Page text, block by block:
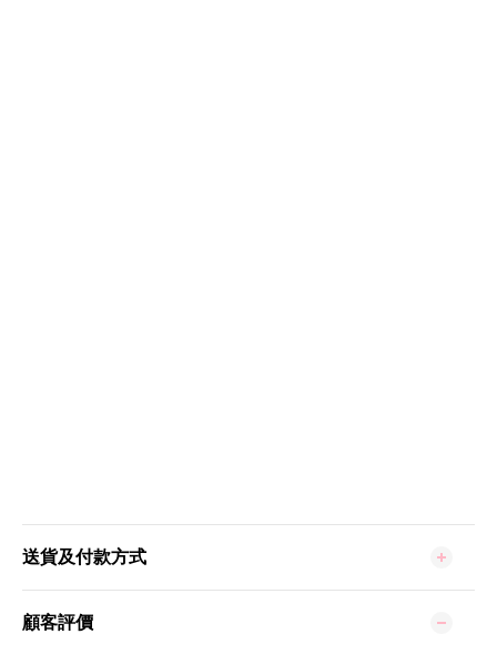
送貨及付款方式
顧客評價